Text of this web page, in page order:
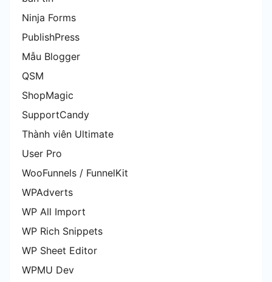
Ninja Forms
PublishPress
Mẫu Blogger
QSM
ShopMagic
SupportCandy
Thành viên Ultimate
User Pro
WooFunnels / FunnelKit
WPAdverts
WP All Import
WP Rich Snippets
WP Sheet Editor
WPMU Dev